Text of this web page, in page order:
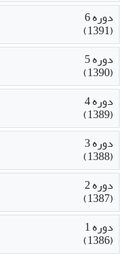
دوره 6
(1391)
دوره 5
(1390)
دوره 4
(1389)
دوره 3
(1388)
دوره 2
(1387)
دوره 1
(1386)